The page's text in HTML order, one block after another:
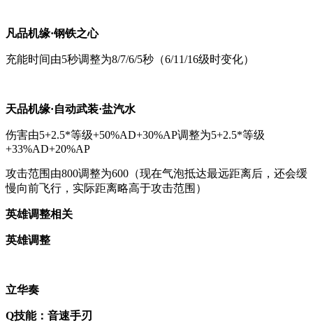
凡品机缘·钢铁之心
充能时间由5秒调整为8/7/6/5秒（6/11/16级时变化）
天品机缘·自动武装·盐汽水
伤害由5+2.5*等级+50%AD+30%AP调整为5+2.5*等级
+33%AD+20%AP
攻击范围由800调整为600（现在气泡抵达最远距离后，还会缓
慢向前飞行，实际距离略高于攻击范围）
英雄调整相关
英雄调整
立华奏
Q技能：音速手刃